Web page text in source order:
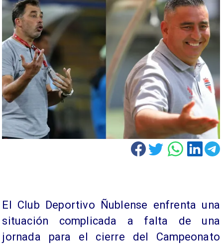
​El Club Deportivo Ñublense enfrenta una
situación complicada a falta de una
jornada para el cierre del Campeonato